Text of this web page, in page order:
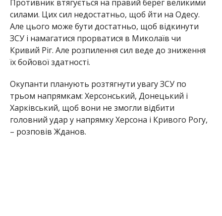
Противник втягується на правий берег великими
силами. Цих сил недостатньо, щоб йти на Одесу.
Але цього може бути достатньо, щоб відкинути
ЗСУ і намагатися прорватися в Миколаїв чи
Кривий Ріг. Але розпилення сил веде до зниження
їх бойової здатності.
Окупанти планують розтягнути увагу ЗСУ по
трьом напрямкам: Херсонський, Донецький і
Харківський, щоб вони не змогли відбити
головний удар у напрямку Херсона і Кривого Рогу,
– розповів Жданов.